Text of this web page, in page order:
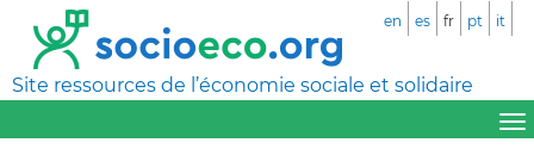
Site ressources de l’économie sociale et solidaire
en es fr pt it